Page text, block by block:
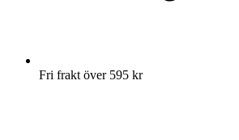
Fri frakt över 595 kr